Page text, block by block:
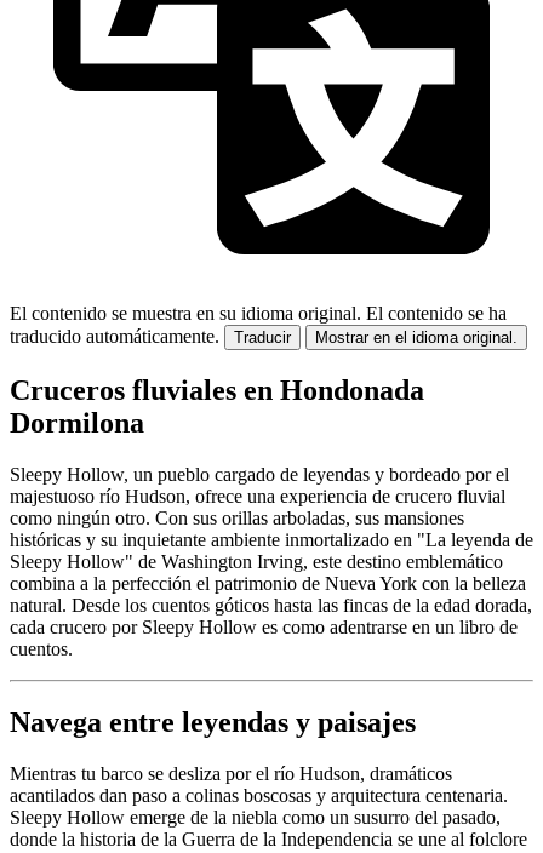
El contenido se muestra en su idioma original. El contenido se ha
traducido automáticamente.
Traducir Mostrar en el idioma original.
Cruceros fluviales en Hondonada
Dormilona
Sleepy Hollow, un pueblo cargado de leyendas y bordeado por el
majestuoso río Hudson, ofrece una experiencia de crucero fluvial
como ningún otro. Con sus orillas arboladas, sus mansiones
históricas y su inquietante ambiente inmortalizado en "La leyenda de
Sleepy Hollow" de Washington Irving, este destino emblemático
combina a la perfección el patrimonio de Nueva York con la belleza
natural. Desde los cuentos góticos hasta las fincas de la edad dorada,
cada crucero por Sleepy Hollow es como adentrarse en un libro de
cuentos.
Navega entre leyendas y paisajes
Mientras tu barco se desliza por el río Hudson, dramáticos
acantilados dan paso a colinas boscosas y arquitectura centenaria.
Sleepy Hollow emerge de la niebla como un susurro del pasado,
donde la historia de la Guerra de la Independencia se une al folclore